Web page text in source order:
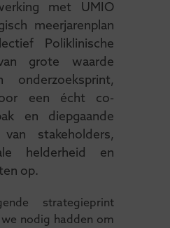
met UMIO
meerjarenplan
Poliklinische
grote waarde
onderzoeksprint,
een écht co-
en diepgaande
stakeholders,
helderheid en
op.
strategieprint
nodig hadden om